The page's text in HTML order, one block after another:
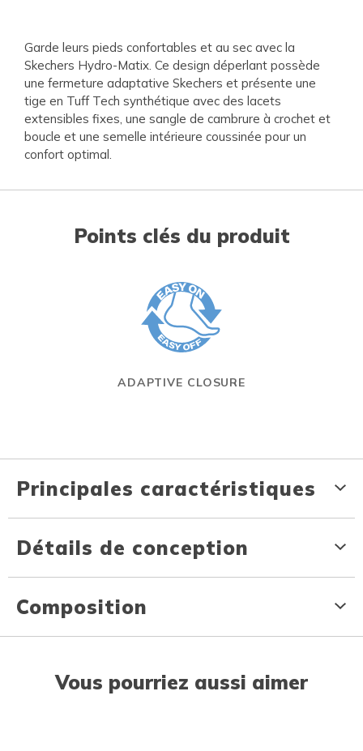
Garde leurs pieds confortables et au sec avec la
Skechers Hydro-Matix. Ce design déperlant possède
une fermeture adaptative Skechers et présente une
tige en Tuff Tech synthétique avec des lacets
extensibles fixes, une sangle de cambrure à crochet et
boucle et une semelle intérieure coussinée pour un
confort optimal.
Points clés du produit
ADAPTIVE CLOSURE
Principales caractéristiques
Détails de conception
Composition
Vous pourriez aussi aimer